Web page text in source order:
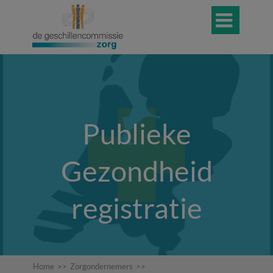

Publieke
Gezondheid
registratie
Home >> Zorgondernemers >>